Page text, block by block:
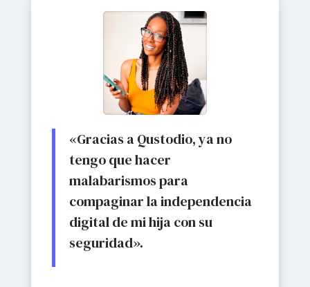
«Gracias a Qustodio, ya no
tengo que hacer
malabarismos para
compaginar la independencia
digital de mi hija con su
seguridad».